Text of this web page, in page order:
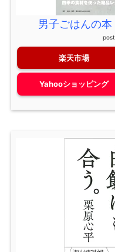
男子ごはんの
楽天市場
Yahooショッピング